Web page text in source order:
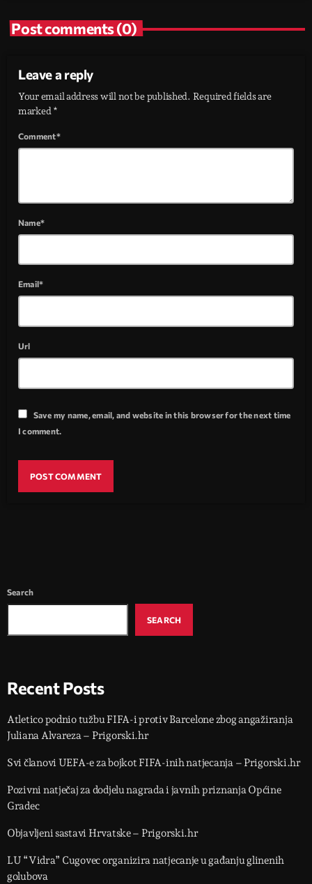
Post comments (0)
Leave a reply
Your email address will not be published. Required fields are
marked *
Comment*
Name*
Email*
Url
Save my name, email, and website in this browser for the next time
I comment.
Search
SEARCH
Recent Posts
Atletico podnio tužbu FIFA-i protiv Barcelone zbog angažiranja
Juliana Alvareza – Prigorski.hr
Svi članovi UEFA-e za bojkot FIFA-inih natjecanja – Prigorski.hr
Pozivni natječaj za dodjelu nagrada i javnih priznanja Općine
Gradec
Objavljeni sastavi Hrvatske – Prigorski.hr
LU “Vidra” Cugovec organizira natjecanje u gađanju glinenih
golubova